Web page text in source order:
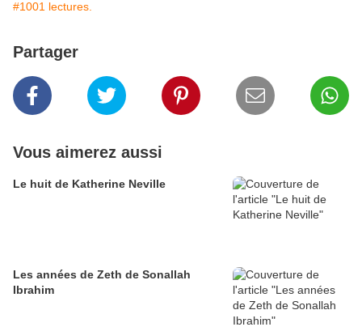
#1001 lectures.
Partager
Vous aimerez aussi
Le huit de Katherine Neville
Les années de Zeth de Sonallah
Ibrahim